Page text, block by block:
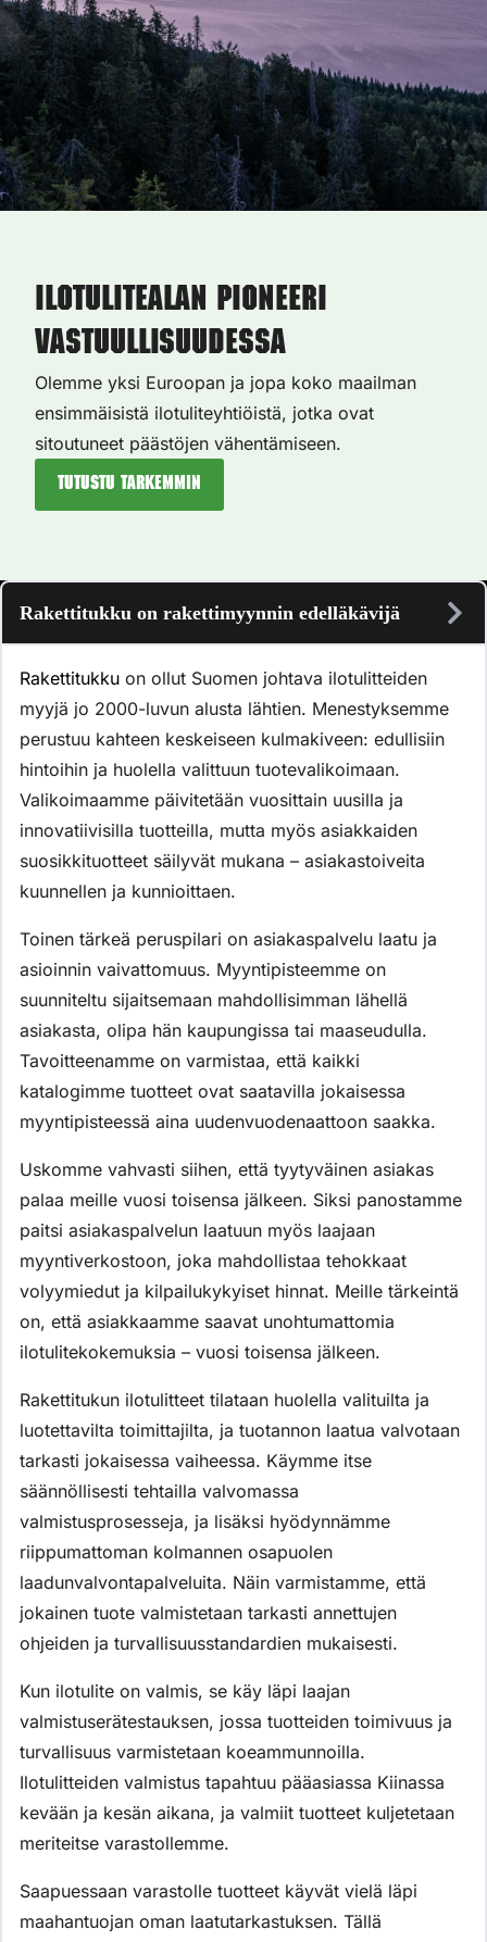
Ilotulitealan pioneeri
vastuullisuudessa
Olemme yksi Euroopan ja jopa koko maailman
ensimmäisistä ilotuliteyhtiöistä, jotka ovat
sitoutuneet päästöjen vähentämiseen.
Tutustu tarkemmin
Rakettitukku on rakettimyynnin edelläkävijä
Rakettitukku on ollut Suomen johtava ilotulitteiden
myyjä jo 2000-luvun alusta lähtien. Menestyksemme
perustuu kahteen keskeiseen kulmakiveen: edullisiin
hintoihin ja huolella valittuun tuotevalikoimaan.
Valikoimaamme päivitetään vuosittain uusilla ja
innovatiivisilla tuotteilla, mutta myös asiakkaiden
suosikkituotteet säilyvät mukana – asiakastoiveita
kuunnellen ja kunnioittaen.
Toinen tärkeä peruspilari on asiakaspalvelu laatu ja
asioinnin vaivattomuus. Myyntipisteemme on
suunniteltu sijaitsemaan mahdollisimman lähellä
asiakasta, olipa hän kaupungissa tai maaseudulla.
Tavoitteenamme on varmistaa, että kaikki
katalogimme tuotteet ovat saatavilla jokaisessa
myyntipisteessä aina uudenvuodenaattoon saakka.
Uskomme vahvasti siihen, että tyytyväinen asiakas
palaa meille vuosi toisensa jälkeen. Siksi panostamme
paitsi asiakaspalvelun laatuun myös laajaan
myyntiverkostoon, joka mahdollistaa tehokkaat
volyymiedut ja kilpailukykyiset hinnat. Meille tärkeintä
on, että asiakkaamme saavat unohtumattomia
ilotulitekokemuksia – vuosi toisensa jälkeen.
Rakettitukun ilotulitteet tilataan huolella valituilta ja
luotettavilta toimittajilta, ja tuotannon laatua valvotaan
tarkasti jokaisessa vaiheessa. Käymme itse
säännöllisesti tehtailla valvomassa
valmistusprosesseja, ja lisäksi hyödynnämme
riippumattoman kolmannen osapuolen
laadunvalvontapalveluita. Näin varmistamme, että
jokainen tuote valmistetaan tarkasti annettujen
ohjeiden ja turvallisuusstandardien mukaisesti.
Kun ilotulite on valmis, se käy läpi laajan
valmistuserätestauksen, jossa tuotteiden toimivuus ja
turvallisuus varmistetaan koeammunnoilla.
Ilotulitteiden valmistus tapahtuu pääasiassa Kiinassa
kevään ja kesän aikana, ja valmiit tuotteet kuljetetaan
meriteitse varastollemme.
Saapuessaan varastolle tuotteet käyvät vielä läpi
maahantuojan oman laatutarkastuksen. Tällä